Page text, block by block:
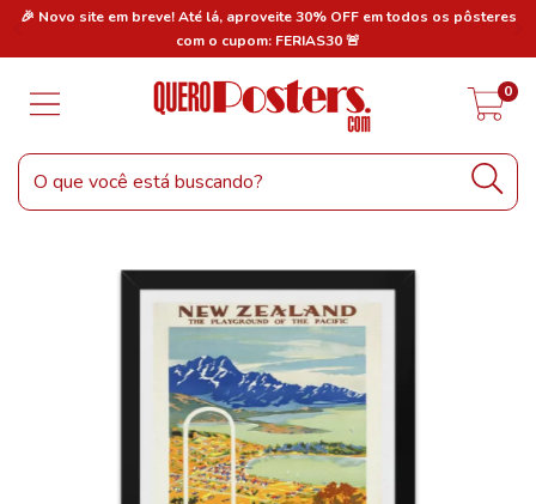
🎉 Novo site em breve! Até lá, aproveite 30% OFF em todos os pôsteres
com o cupom: FERIAS30 🚨
0